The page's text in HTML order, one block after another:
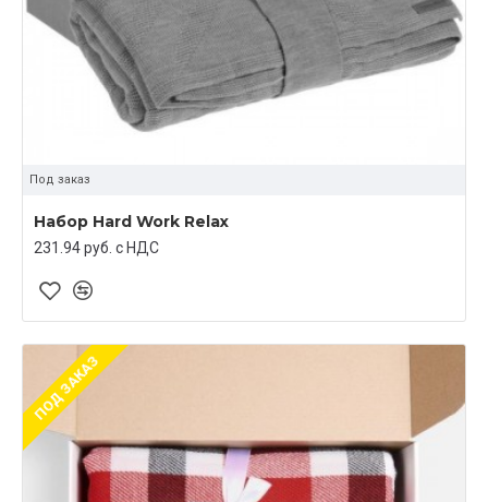
Под заказ
Набор Hard Work Relax
231.94 руб. c НДС
ПОД ЗАКАЗ